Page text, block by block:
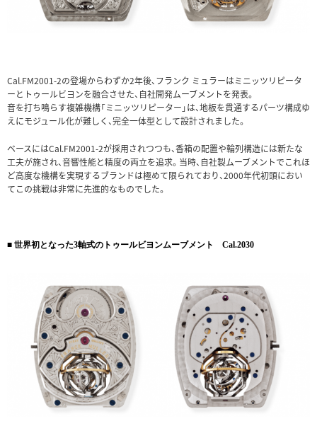
Cal.FM2001-2の登場からわずか2年後、フランク ミュラーはミニッツリピータ
ーとトゥールビヨンを融合させた、自社開発ムーブメントを発表。
音を打ち鳴らす複雑機構「ミニッツリピーター」は、地板を貫通するパーツ構成ゆ
えにモジュール化が難しく、完全一体型として設計されました。
ベースにはCal.FM2001-2が採用されつつも、香箱の配置や輪列構造には新たな
工夫が施され、音響性能と精度の両立を追求。当時、自社製ムーブメントでこれほ
ど高度な機構を実現するブランドは極めて限られており、2000年代初頭におい
てこの挑戦は非常に先進的なものでした。
■ 世界初となった3軸式のトゥールビヨンムーブメント Cal.2030